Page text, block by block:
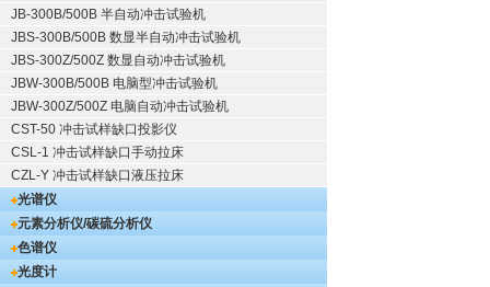
JB-300B/500B 半自动冲击试验机
JBS-300B/500B 数显半自动冲击试验机
JBS-300Z/500Z 数显自动冲击试验机
JBW-300B/500B 电脑型冲击试验机
JBW-300Z/500Z 电脑自动冲击试验机
CST-50 冲击试样缺口投影仪
CSL-1 冲击试样缺口手动拉床
CZL-Y 冲击试样缺口液压拉床
光谱仪
元素分析仪/碳硫分析仪
色谱仪
光度计